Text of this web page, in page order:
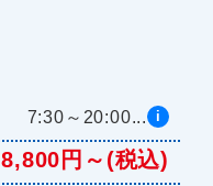
7:30～20:00... i
8,800円～(税込)